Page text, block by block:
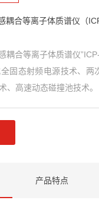
耦合等离子体质谱仪（
耦合等离子体质谱仪
固态射频电源技术、两
、高速动态碰撞池技术。
产品特点